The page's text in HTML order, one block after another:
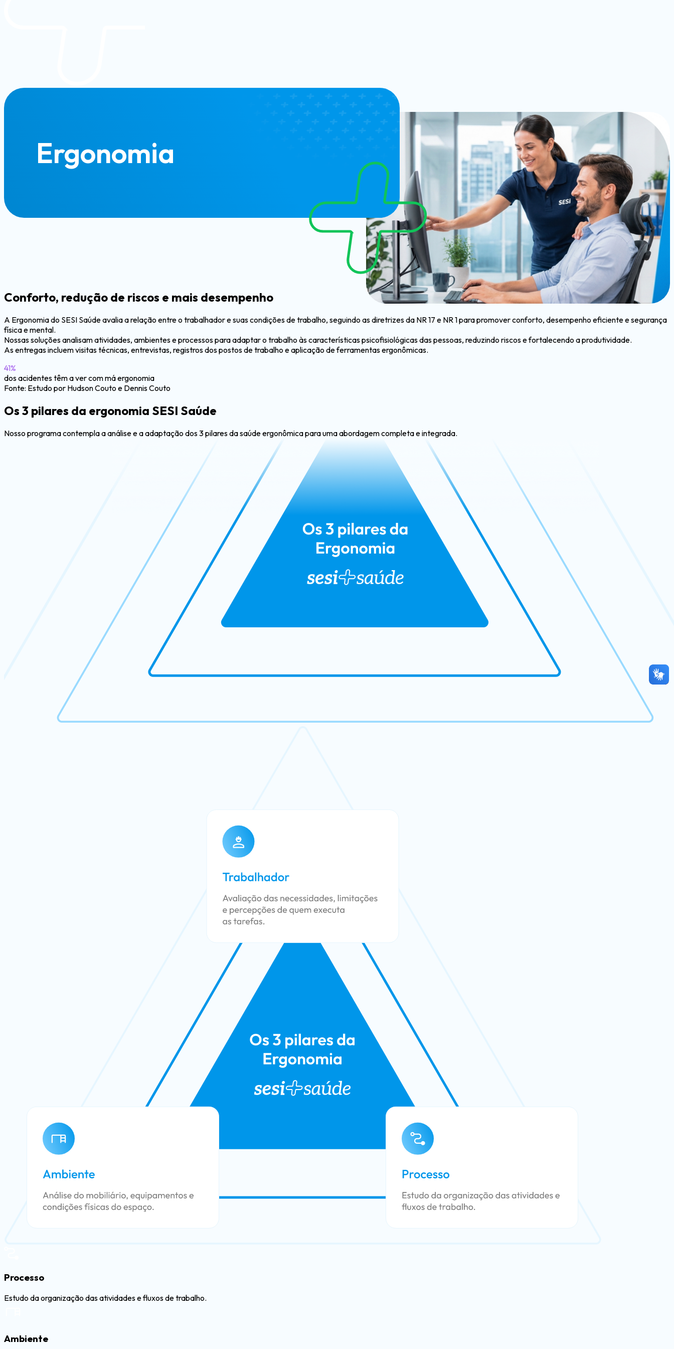
Ergonomia
Conforto, redução de riscos e mais desempenho
A Ergonomia do SESI Saúde avalia a relação entre o trabalhador e suas condições de trabalho, seguindo as diretrizes da NR 17 e NR 1 para promover conforto, desempenho eficiente e segurança
física e mental.
Nossas soluções analisam atividades, ambientes e processos para adaptar o trabalho às características psicofisiológicas das pessoas, reduzindo riscos e fortalecendo a produtividade.
As entregas incluem visitas técnicas, entrevistas, registros dos postos de trabalho e aplicação de ferramentas ergonômicas.
41%
dos acidentes têm a ver com má ergonomia
Fonte: Estudo por Hudson Couto e Dennis Couto
Os 3 pilares da ergonomia SESI Saúde
Nosso programa contempla a análise e a adaptação dos 3 pilares da saúde ergonômica para uma abordagem completa e integrada.
Processo
Estudo da organização das atividades e fluxos de trabalho.
Ambiente